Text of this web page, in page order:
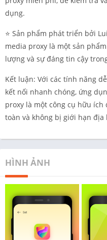
dụng.
⭐️ Sản phẩm phát triển bởi
media proxy là một sản
lượng và sự đáng tin cậy
Kết luận: Với các tính năng
kết nối nhanh chóng, ứng
proxy là một công cụ hữu
toàn và không bị giới hạn địa
HÌNH ẢNH